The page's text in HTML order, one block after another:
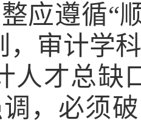
应遵循“
，审计学
人才总缺
，必须